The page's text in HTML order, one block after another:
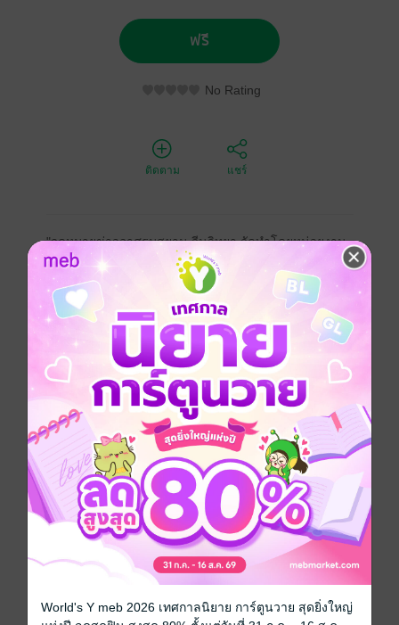
ฟรี
No Rating
ติดตาม แชร์
"จดหมายข่าวอาศรมสยาม-จีนวิทยา จัดทำโดยหน่วยงาน
อาศรมสยาม-จีนวิทยา ซึ่งอยู่ภายใต้ สมาคมปัญญาภิวัฒน์
บริษัท ซีพี ออลล์ จำกัด (มหาชน) มุ่งนำเสนอสาระความรู้
ด้านจีนศึกษา รวมทั้งความคิดปรัชญา ภาษา
ประวัติศาสตร์ และศิลปวัฒนธรรมในแขนงต่างๆ เป็นดั่ง
สื่อกลางในการเผยแพร่ข้อมูลที่ผ่านการค้นคว้าและ
รวบรวมมาอย่างดี เพื่อให้ผู้อ่านได้รับความรู้ที่ถูกต้องและ
เป็นประโยชน์
จดหมายข่าวฉบับนี้ถือเป็นกลไกสำคัญในการส่งเสริม
ความเข้าใจอันลึกซึ้งเกี่ยวกับจีน และเปิดมุมมองใหม่ๆ ให้
แก่ผู้อ่าน "
ภาษาจีน
ซีรีส์
จดหมายข่าว อาศรมสยาม-จีนวิทยา ฉบับไวยากรณ์ 2565
ประเภทไฟล์
pdf
วันที่วางขาย 03 กรกฎาคม 2568
World's Y meb 2026 เทศกาลนิยาย การ์ตูนวาย สุดยิ่งใหญ่